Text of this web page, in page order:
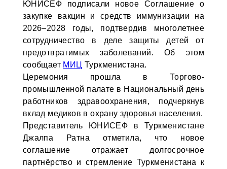
ЮНИСЕФ подписали новое Соглашение о
закупке вакцин и средств иммунизации на
2026–2028 годы, подтвердив многолетнее
сотрудничество в деле защиты детей от
предотвратимых заболеваний. Об этом
сообщает МИЦ Туркменистана.
Церемония прошла в Торгово-
промышленной палате в Национальный день
работников здравоохранения, подчеркнув
вклад медиков в охрану здоровья населения.
Представитель ЮНИСЕФ в Туркменистане
Джалпа Ратна отметила, что новое
соглашение отражает долгосрочное
партнёрство и стремление Туркменистана к